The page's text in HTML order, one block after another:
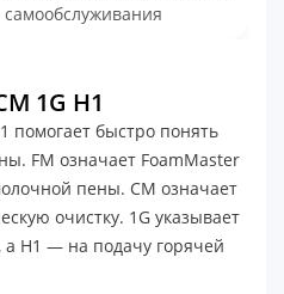
самообслуживания
1G H1
помогает быстро понять
FM означает FoamMaster
пены. CM означает
очистку. 1G указывает
H1 — на подачу горячей